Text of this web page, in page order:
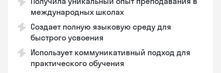
международных школах
Создает полную языковую среду для
быстрого усвоения
Использует коммуникативный подход для
практического обучения